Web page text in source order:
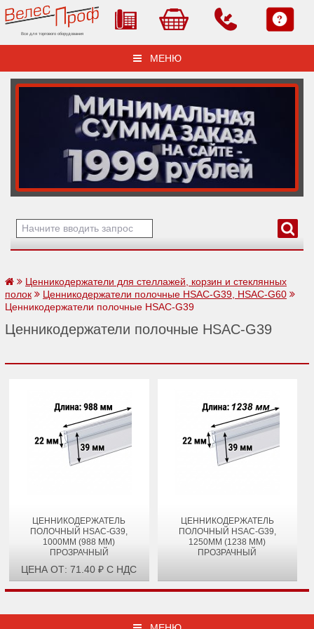
Все для торгового оборудования
МЕНЮ
Ценникодержатели для стеллажей, корзин и стеклянных
полок
Ценникодержатели полочные HSAC-G39, HSAC-G60
Ценникодержатели полочные HSAC-G39
Ценникодержатели полочные HSAC-G39
ЦЕННИКОДЕРЖАТЕЛЬ
ПОЛОЧНЫЙ HSAC-G39,
1000ММ (988 ММ)
ПРОЗРАЧНЫЙ
ЦЕНА ОТ: 71.40 ₽ С НДС
ЦЕННИКОДЕРЖАТЕЛЬ
ПОЛОЧНЫЙ HSAC-G39,
1250ММ (1238 ММ)
ПРОЗРАЧНЫЙ